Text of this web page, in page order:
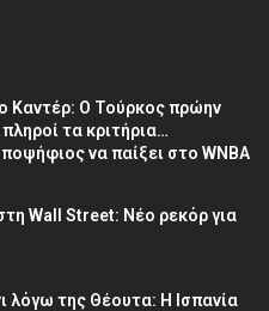
Καντέρ: Ο Τούρκος πρώην
τα κριτήρια…
να παίξει στο WNBA
Wall Street: Νέο ρεκόρ για
λόγω της Θέουτα: Η Ισπανία